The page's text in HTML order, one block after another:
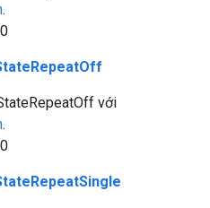
.
với
.